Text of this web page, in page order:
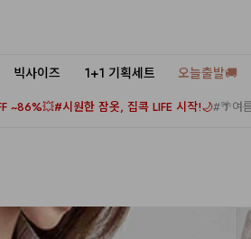
빅사이즈 1+1 기획세트 오늘출발🚚
~86%💥#시원한 잠옷, 집콕 LIFE 시작!🌙#🌴여